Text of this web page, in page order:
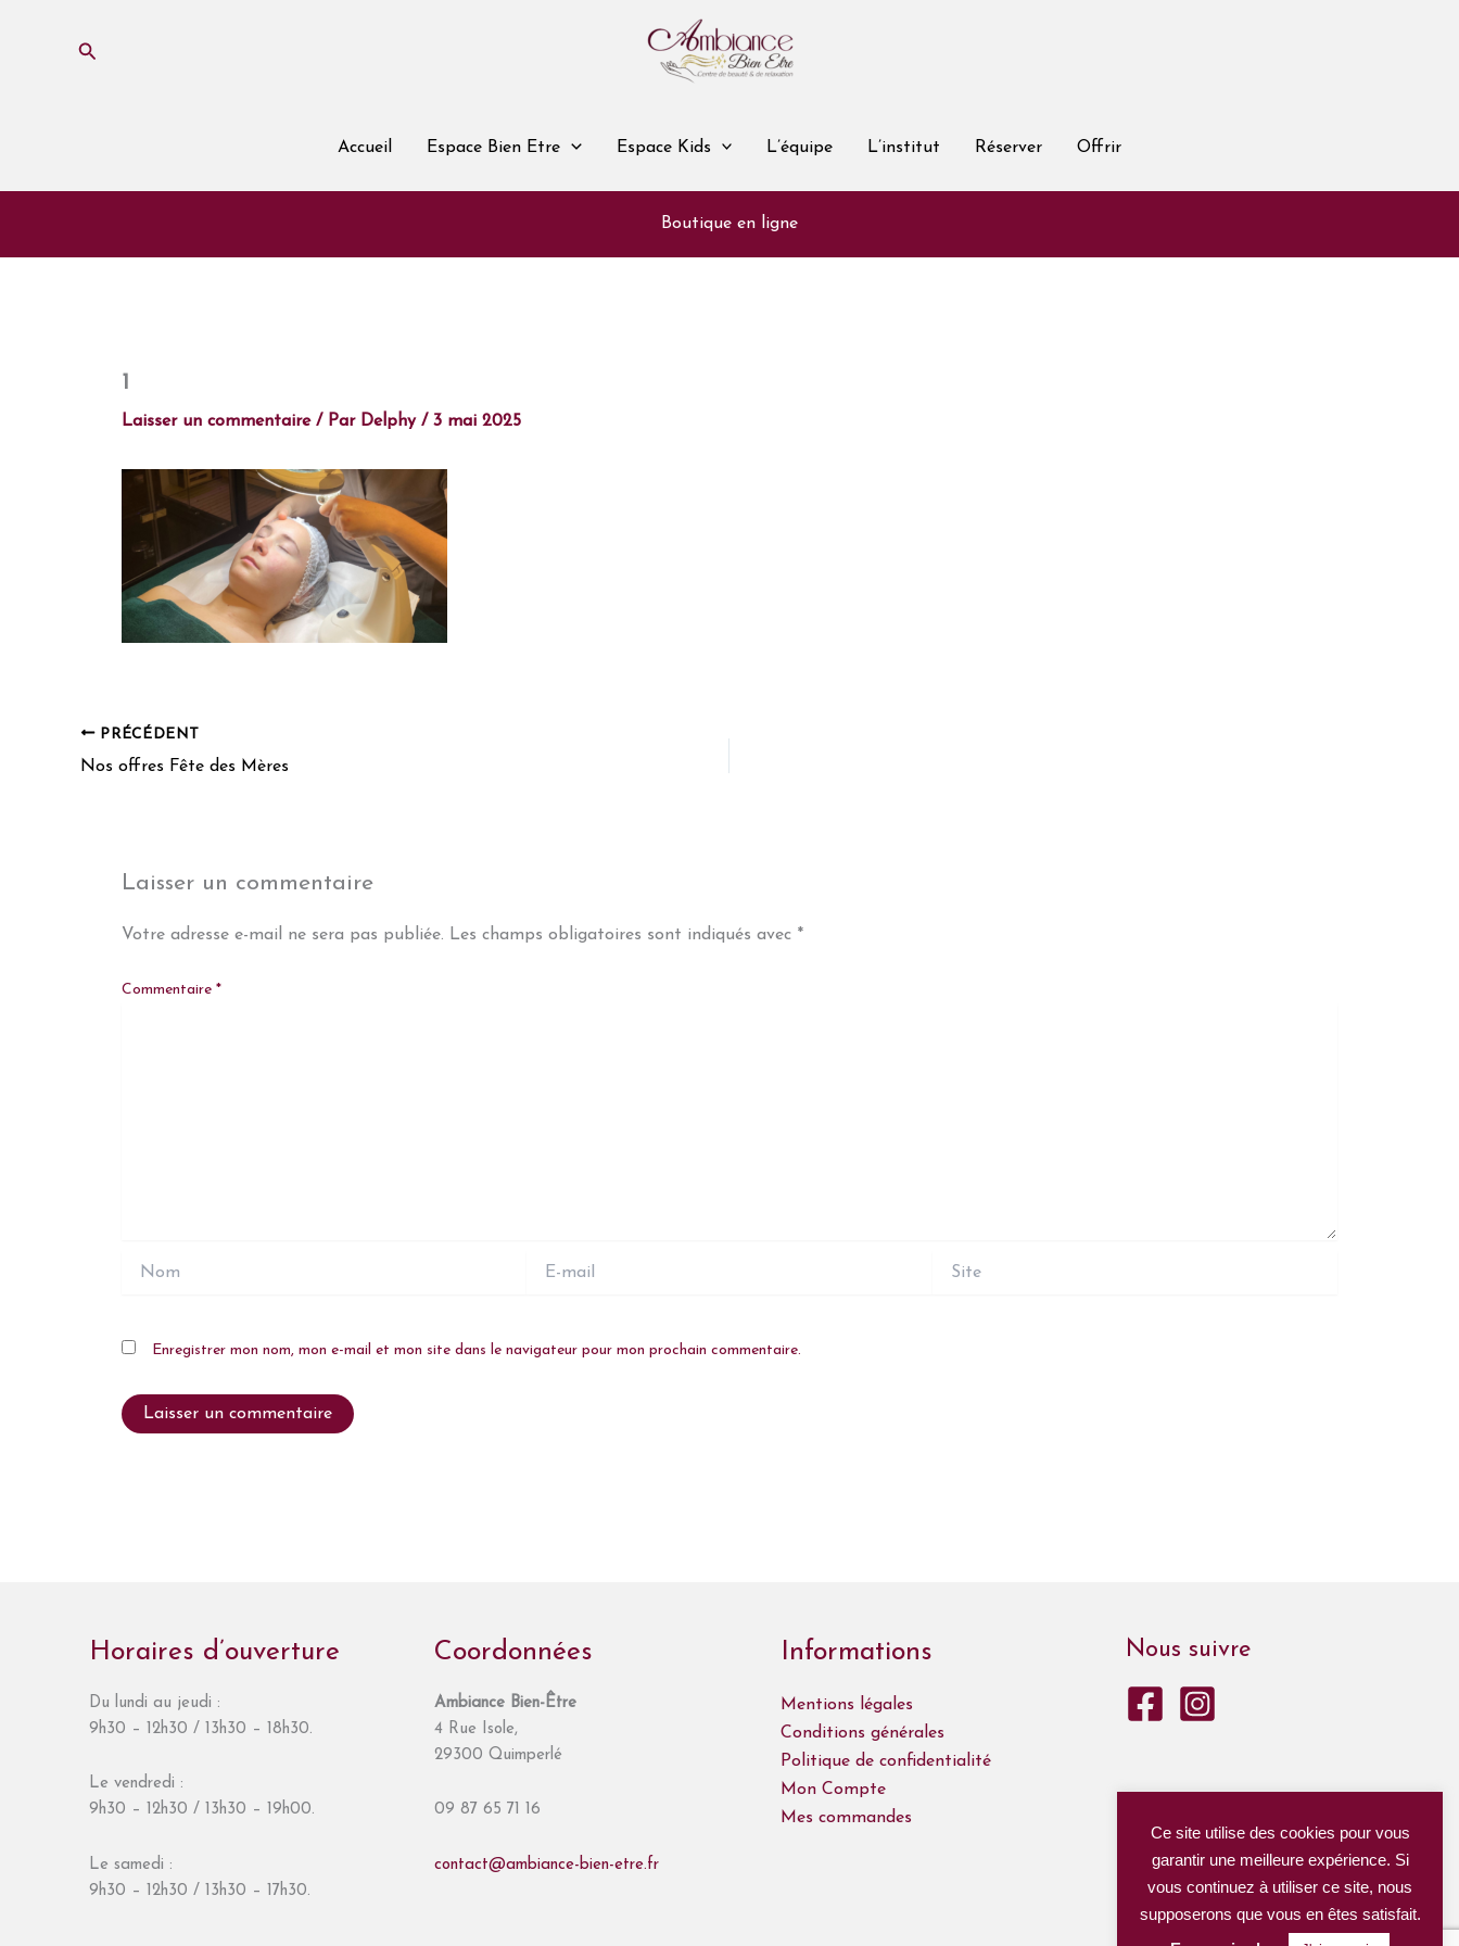
Rechercher
Accueil Espace Bien Etre Espace Kids L’équipe L’institut Réserver Offrir
Boutique en ligne
1
Laisser un commentaire / Par Delphy / 3 mai 2025
PRÉCÉDENT
Nos offres Fête des Mères
Laisser un commentaire
Votre adresse e-mail ne sera pas publiée. Les champs obligatoires sont indiqués avec *
Commentaire *
Nom
mail
Site
Enregistrer mon nom, mon e-mail et mon site dans le navigateur pour mon prochain commentaire.
Horaires d’ouverture
Du lundi au jeudi :
9h30 – 12h30 / 13h30 – 18h30.
Le vendredi :
9h30 – 12h30 / 13h30 – 19h00.
Le samedi :
9h30 – 12h30 / 13h30 – 17h30.
Coordonnées
Ambiance Bien-Être
4 Rue Isole,
29300 Quimperlé
09 87 65 71 16
contact@ambiance-bien-etre.fr
Informations
Mentions légales
Conditions générales
Politique de confidentialité
Mon Compte
Mes commandes
Nous suivre
Ce site utilise des cookies pour vous
garantir une meilleure expérience. Si
vous continuez à utiliser ce site, nous
supposerons que vous en êtes satisfait.